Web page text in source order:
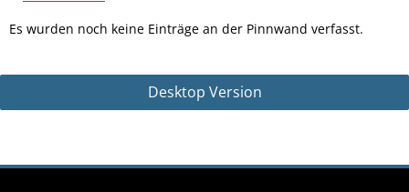
Es wurden noch keine Einträge an der Pinnwand verfasst.
Desktop Version